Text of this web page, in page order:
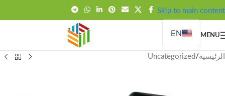
Skip to main content
FREE SHIPPING OVER 99SAR
MENU
EN
الرئيسية/
Uncategorized